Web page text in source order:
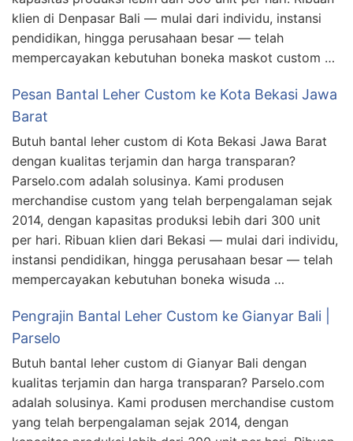
klien di Denpasar Bali — mulai dari individu, instansi
pendidikan, hingga perusahaan besar — telah
mempercayakan kebutuhan boneka maskot custom …
Pesan Bantal Leher Custom ke Kota Bekasi Jawa
Barat
Butuh bantal leher custom di Kota Bekasi Jawa Barat
dengan kualitas terjamin dan harga transparan?
Parselo.com adalah solusinya. Kami produsen
merchandise custom yang telah berpengalaman sejak
2014, dengan kapasitas produksi lebih dari 300 unit
per hari. Ribuan klien dari Bekasi — mulai dari individu,
instansi pendidikan, hingga perusahaan besar — telah
mempercayakan kebutuhan boneka wisuda …
Pengrajin Bantal Leher Custom ke Gianyar Bali |
Parselo
Butuh bantal leher custom di Gianyar Bali dengan
kualitas terjamin dan harga transparan? Parselo.com
adalah solusinya. Kami produsen merchandise custom
yang telah berpengalaman sejak 2014, dengan